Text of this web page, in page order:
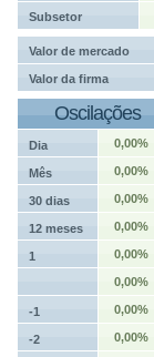
Subsetor
Valor de mercado
Valor da firma
Oscilações
Dia 0,00%
Mês 0,00%
30 dias 0,00%
12 meses 0,00%
1 0,00%
0,00%
-1 0,00%
-2 0,00%